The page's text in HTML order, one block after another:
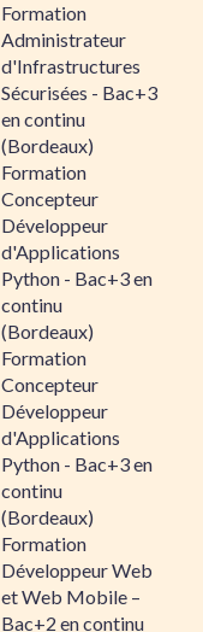
Formation
Administrateur
d'Infrastructures
Sécurisées - Bac+3
en continu
(Bordeaux)
Formation
Concepteur
Développeur
d'Applications
Python - Bac+3 en
continu
(Bordeaux)
Formation
Concepteur
Développeur
d'Applications
Python - Bac+3 en
continu
(Bordeaux)
Formation
Développeur Web
et Web Mobile –
Bac+2 en continu